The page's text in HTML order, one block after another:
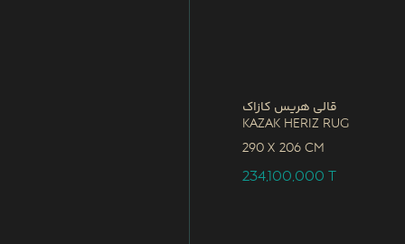
قالی هریس کازاک
Kazak Heriz Rug
290 x 206 CM
234,100,000T